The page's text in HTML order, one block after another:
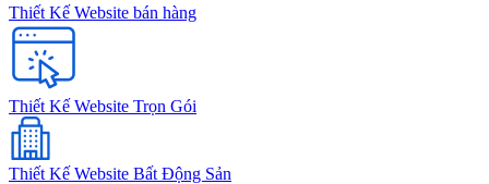
Thiết Kế Website bán hàng
Thiết Kế Website Trọn Gói
Thiết Kế Website Bất Động Sản